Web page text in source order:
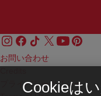
お問い合わせ
プライバシーポリシー
Cookieは